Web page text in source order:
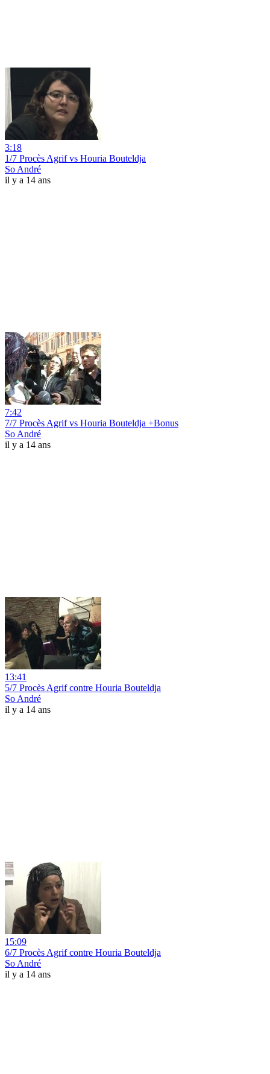
3:18
1/7 Procès Agrif vs Houria Bouteldja
So André
il y a 14 ans
7:42
7/7 Procès Agrif vs Houria Bouteldja +Bonus
So André
il y a 14 ans
13:41
5/7 Procès Agrif contre Houria Bouteldja
So André
il y a 14 ans
15:09
6/7 Procès Agrif contre Houria Bouteldja
So André
il y a 14 ans